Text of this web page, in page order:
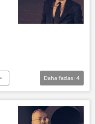
Daha fazlası 4